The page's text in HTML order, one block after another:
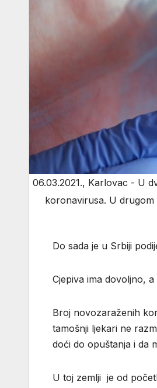
06.03.2021., Karlovac - U
koronavirusa. U
Do sada je u Srbiji
Cjepiva ima dovoljno,
Broj novozaraženih
tamošnji ljekari ne
doći do opuštanja i da
U toj zemlji je od